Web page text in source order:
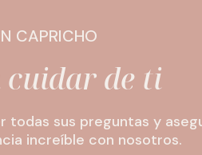
CAPRICHO
cuidar de ti
todas sus preguntas y
increíble con nosotros.